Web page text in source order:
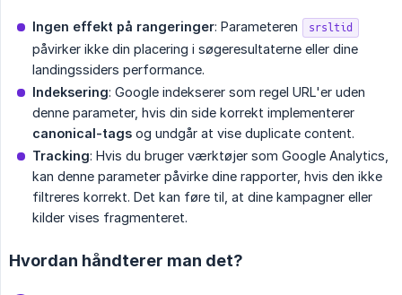
Ingen effekt på rangeringer: Parameteren srsltid
påvirker ikke din placering i søgeresultaterne eller dine
landingssiders performance.
Indeksering: Google indekserer som regel URL'er uden
denne parameter, hvis din side korrekt implementerer
canonical-tags og undgår at vise duplicate content.
Tracking: Hvis du bruger værktøjer som Google Analytics,
kan denne parameter påvirke dine rapporter, hvis den ikke
filtreres korrekt. Det kan føre til, at dine kampagner eller
kilder vises fragmenteret.
Hvordan håndterer man det?